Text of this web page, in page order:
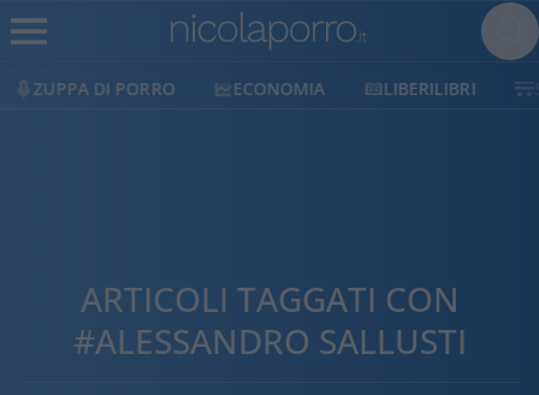
ECONOMIA LIBERILIBRI SHOP SOSTIENICI
ARTICOLI TAGGATI CON
#ALESSANDRO SALLUSTI